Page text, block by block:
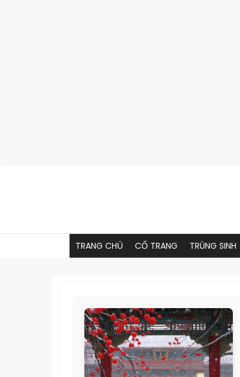
TRANG CHỦ CỔ TRANG TRÙNG SINH